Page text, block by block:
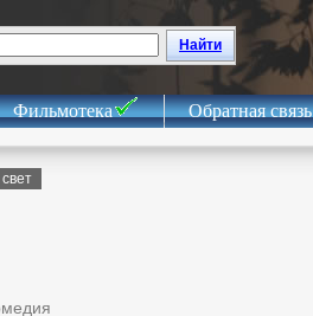
Найти
Фильмотека Обратная связь